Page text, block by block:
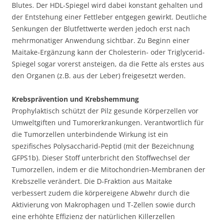
Blutes. Der HDL-Spiegel wird dabei konstant gehalten und
der Entstehung einer Fettleber entgegen gewirkt. Deutliche
Senkungen der Blutfettwerte werden jedoch erst nach
mehrmonatiger Anwendung sichtbar. Zu Beginn einer
Maitake-Ergänzung kann der Cholesterin- oder Triglycerid-
Spiegel sogar vorerst ansteigen, da die Fette als erstes aus
den Organen (z.B. aus der Leber) freigesetzt werden.
Krebsprävention und Krebshemmung
Prophylaktisch schützt der Pilz gesunde Körperzellen vor
Umweltgiften und Tumorerkrankungen. Verantwortlich für
die Tumorzellen unterbindende Wirkung ist ein
spezifisches Polysaccharid-Peptid (mit der Bezeichnung
GFPS1b). Dieser Stoff unterbricht den Stoffwechsel der
Tumorzellen, indem er die Mitochondrien-Membranen der
Krebszelle verändert. Die D-Fraktion aus Maitake
verbessert zudem die körpereigene Abwehr durch die
Aktivierung von Makrophagen und T-Zellen sowie durch
eine erhöhte Effizienz der natürlichen Killerzellen